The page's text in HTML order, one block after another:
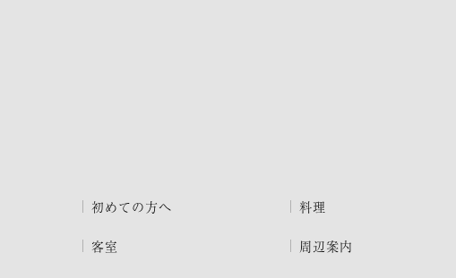
初めての方へ
客室
料理
周辺案内